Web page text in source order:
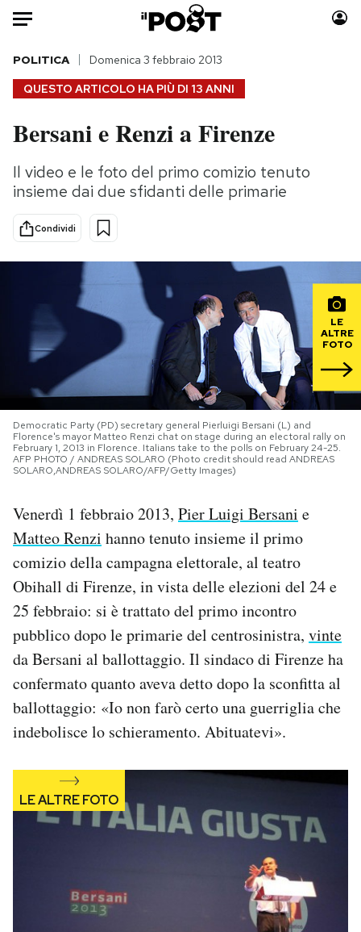
Auto
HOME
Italia
Politica
Internet
Cultura
Economia
Sport
Moda
Consumismi
Storie/Idee
Europa
Altrecose
Mondiali calcio 2026
PODCAST
NEWSLETTER
CALENDARIO
AREA PERSONALE
Area Personale
Newsletter
Notifiche mobile
Hai bisogno di aiuto?
Esci
QUESTO ARTICOLO HA PIÙ DI 13 ANNI
POLITICA Domenica 3 febbraio 2013
Bersani e Renzi a Firenze
Il video e le foto del primo comizio tenuto
insieme dai due sfidanti delle primarie
Condividi
LE
ALTRE
FOTO
Democratic Party (PD) secretary general Pierluigi Bersani (L) and
Florence's mayor Matteo Renzi chat on stage during an electoral rally on
February 1, 2013 in Florence. Italians take to the polls on February 24-25.
AFP PHOTO / ANDREAS SOLARO (Photo credit should read ANDREAS
SOLARO,ANDREAS SOLARO/AFP/Getty Images)
Venerdì 1 febbraio 2013, Pier Luigi Bersani e
Matteo Renzi hanno tenuto insieme il primo
comizio della campagna elettorale, al teatro
Obihall di Firenze, in vista delle elezioni del 24 e
25 febbraio: si è trattato del primo incontro
pubblico dopo le primarie del centrosinistra, vinte
da Bersani al ballottaggio. Il sindaco di Firenze ha
confermato quanto aveva detto dopo la sconfitta al
ballottaggio: «Io non farò certo una guerriglia che
indebolisce lo schieramento. Abituatevi».